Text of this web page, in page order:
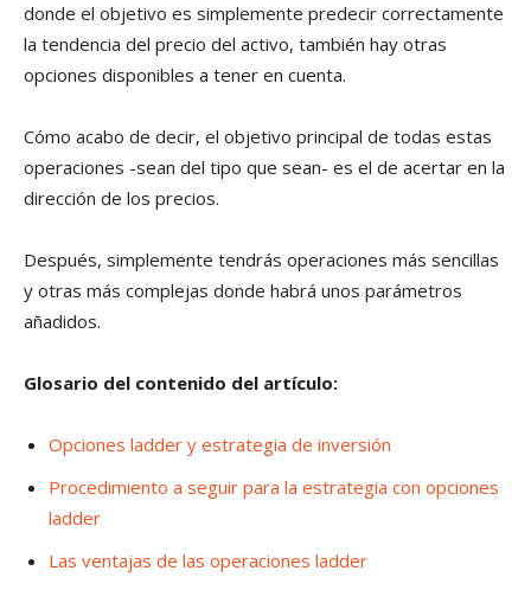
donde el objetivo es simplemente predecir correctamente
la tendencia del precio del activo, también hay otras
opciones disponibles a tener en cuenta.
Cómo acabo de decir, el objetivo principal de todas estas
operaciones -sean del tipo que sean- es el de acertar en la
dirección de los precios.
Después, simplemente tendrás operaciones más sencillas
y otras más complejas donde habrá unos parámetros
añadidos.
Glosario del contenido del artículo:
Opciones ladder y estrategia de inversión
Procedimiento a seguir para la estrategia con opciones
ladder
Las ventajas de las operaciones ladder